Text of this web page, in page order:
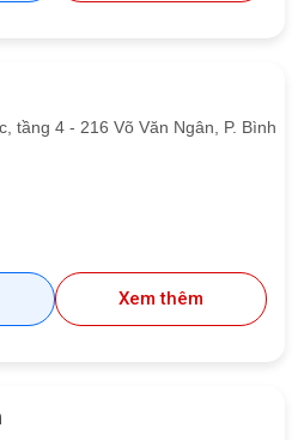
tầng 4 - 216 Võ Văn Ngân, P. Bình
Xem thêm